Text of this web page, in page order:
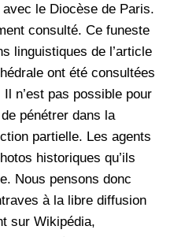
avec le Diocèse de Paris.
consulté. Ce funeste
linguistiques de l’article
ont été consultées
n’est pas possible pour
pénétrer dans la
partielle. Les agents
historiques qu’ils
Nous pensons donc
à la libre diffusion
sur Wikipédia,